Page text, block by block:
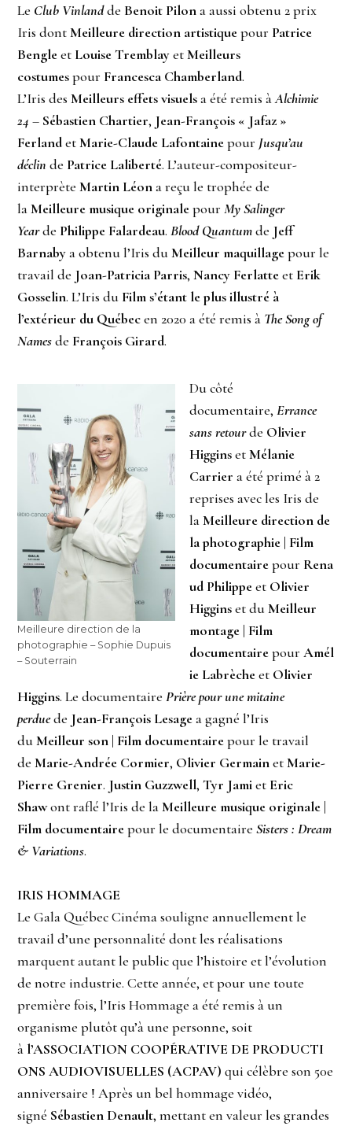
Le Club Vinlandde Benoit Pilona aussi obtenu 2 prix
Iris dontMeilleure direction artistiquepour Patrice
Bengleet Louise TremblayetMeilleurs
costumespour Francesca Chamberland.
L’Iris desMeilleurs effets visuelsa été remis àAlchimie
24 – Sébastien Chartier, Jean-François « Jafaz »
FerlandetMarie-Claude Lafontainepour Jusqu’au
déclin de Patrice Laliberté. L’auteur-compositeur-
interprèteMartin Léona reçu le trophée de
laMeilleure musique originalepourMy Salinger
Yearde Philippe Falardeau.Blood Quantumde Jeff
Barnabya obtenu l’Iris duMeilleur maquillagepour le
travail de Joan-Patricia Parris,Nancy Ferlatteet Erik
Gosselin. L’Iris du Film s’étant le plus illustré à
l’extérieur du Québecen 2020 a été remis à The Song of
Namesde François Girard.
Meilleure direction de la
photographie – Sophie Dupuis
– Souterrain
Du côté
documentaire,Errance
sans retourde Olivier
HigginsetMélanie
Carrier a été primé à 2
reprises avec les Iris de
laMeilleure direction de
la photographie | Film
documentairepour Rena
ud Philippeet Olivier
Higginset duMeilleur
montage | Film
documentairepourAmél
ie Labrècheet Olivier
Higgins. Le documentairePrière pour une mitaine
perduede Jean-François Lesagea gagné l’Iris
duMeilleur son | Film documentairepour le travail
deMarie-Andrée Cormier, Olivier GermainetMarie-
Pierre Grenier. Justin Guzzwell,Tyr Jamiet Eric
Shawont raflé l’Iris de laMeilleure musique originale |
Film documentairepour le documentaireSisters : Dream
& Variations.
IRIS HOMMAGE
Le Gala Québec Cinéma souligne annuellement le
travail d’une personnalité dont les réalisations
marquent autant le public que l’histoire et l’évolution
de notre industrie. Cette année, et pour une toute
première fois, l’Iris Hommage a été remis à un
organisme plutôt qu’à une personne, soit
à l’ASSOCIATION COOPÉRATIVE DE PRODUCTI
ONS AUDIOVISUELLES (ACPAV) qui célèbre son 50e
anniversaire ! Après un bel hommage vidéo,
signé Sébastien Denault, mettant en valeur les grandes